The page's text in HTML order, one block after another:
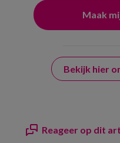
Bekijk hier
Reageer op dit